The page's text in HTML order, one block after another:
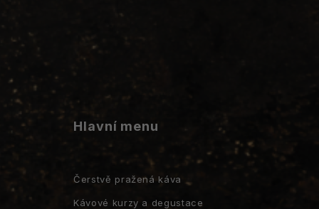
Hlavní menu
Čerstvě pražená káva
Kávové kurzy a degustace